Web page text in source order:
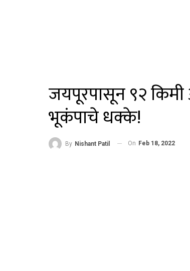
जयपूरपासून ९२ किमी
भूकंपाचे धक्के!
By Nishant Patil On Feb 18, 2022